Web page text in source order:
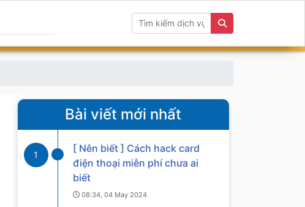
Bài viết mới nhất
1
[ Nên biết ] Cách hack card
điện thoại miễn phí chưa ai
biết
08:34, 04 May 2024